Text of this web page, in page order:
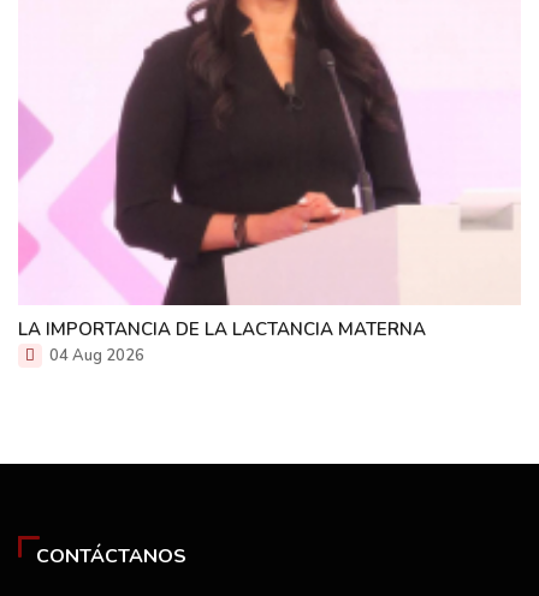
LA IMPORTANCIA DE LA LACTANCIA MATERNA
04 Aug 2026
CONTÁCTANOS